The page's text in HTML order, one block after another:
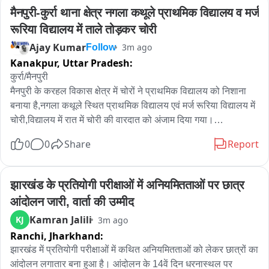
मैनपुरी-कुर्रा थाना क्षेत्र नगला कथूले प्राथमिक विद्यालय व मर्ज
रूरिया विद्यालय में ताले तोड़कर चोरी
Ajay KumarFollow 3m ago
Kanakpur, Uttar Pradesh:
कुर्रा/मैनपुरी
मैनपुरी के करहल विकास क्षेत्र में चोरों ने प्राथमिक विद्यालय को निशाना
बनाया है,नगला कथूले स्थित प्राथमिक विद्यालय एवं मर्ज रूरिया विद्यालय में
चोरी,विद्यालय में रात में चोरी की वारदात को अंजाम दिया गया।
आज सुबह ग्रामीणों ने स्टाफ को सूचना दी,मौके पर पहुंचे तो देखा कि स्कूल
चोर मिड-डे-मील के बर्तन,2 गैस सिलेंडर,1 बोरा राशन,लैपटॉप,टेबलेट,5
पंखे,स्पोर्ट्स किट,FLN किट,मैथ किट,साउंड सिस्टम और जरूरी रजिस्टर
भी उठा ले गए।112के माध्यम से पुलिस को दी गई सूचना है।
विद्यालय प्रशासन ने कुर्रा थाने में तहरीर देकर रिपोर्ट दर्ज करने और कार्रवाई
की मांग की है।
0 0 Share Report
झारखंड के प्रतियोगी परीक्षाओं में अनियमितताओं पर छात्र
आंदोलन जारी, वार्ता की उम्मीद
KJ Kamran Jalili 3m ago
Ranchi, Jharkhand:
झारखंड में प्रतियोगी परीक्षाओं में कथित अनियमितताओं को लेकर छात्रों का
आंदोलन लगातार बना हुआ है। आंदोलन के 14वें दिन धरनास्थल पर